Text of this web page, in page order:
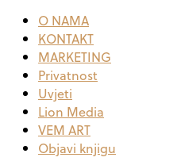
O NAMA
KONTAKT
MARKETING
Privatnost
Uvjeti
Lion Media
VEM ART
Objavi knjigu